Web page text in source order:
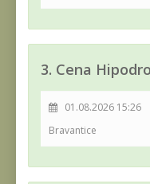
3. Cena
01.08.2026 15:26
Bravantice